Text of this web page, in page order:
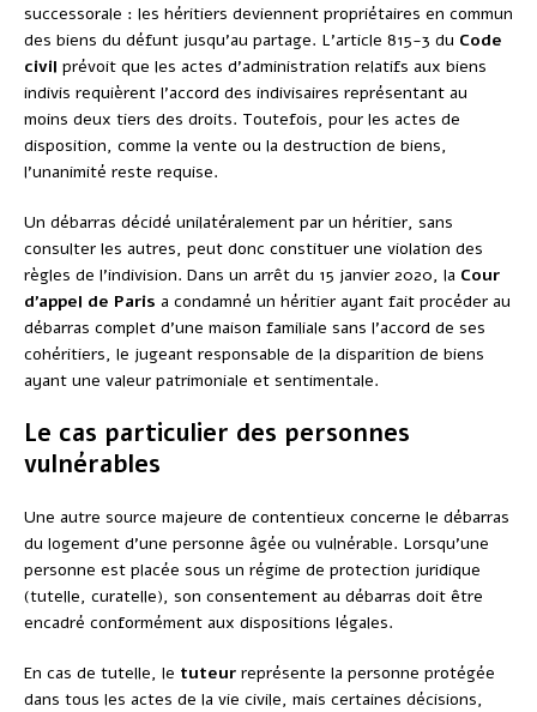
successorale : les héritiers deviennent propriétaires en commun
des biens du défunt jusqu’au partage. L’article 815-3 du Code
civil prévoit que les actes d’administration relatifs aux biens
indivis requièrent l’accord des indivisaires représentant au
moins deux tiers des droits. Toutefois, pour les actes de
disposition, comme la vente ou la destruction de biens,
l’unanimité reste requise.
Un débarras décidé unilatéralement par un héritier, sans
consulter les autres, peut donc constituer une violation des
règles de l’indivision. Dans un arrêt du 15 janvier 2020, la Cour
d’appel de Paris a condamné un héritier ayant fait procéder au
débarras complet d’une maison familiale sans l’accord de ses
cohéritiers, le jugeant responsable de la disparition de biens
ayant une valeur patrimoniale et sentimentale.
Le cas particulier des personnes
vulnérables
Une autre source majeure de contentieux concerne le débarras
du logement d’une personne âgée ou vulnérable. Lorsqu’une
personne est placée sous un régime de protection juridique
(tutelle, curatelle), son consentement au débarras doit être
encadré conformément aux dispositions légales.
En cas de tutelle, le tuteur représente la personne protégée
dans tous les actes de la vie civile, mais certaines décisions,